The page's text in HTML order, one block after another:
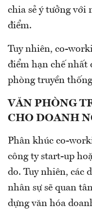
chia sẻ ý tưởng với
điểm.
Tuy nhiên, co-
điểm hạn chế
phòng truyền
VĂN PHÒNG
CHO DOANH
Phân khúc co-
công ty start-up
do. Tuy nhiên, các
nhân sự sẽ quan
dựng văn hóa